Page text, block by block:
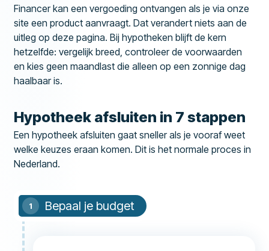
Financer kan een vergoeding ontvangen als je via onze
site een product aanvraagt. Dat verandert niets aan de
uitleg op deze pagina. Bij hypotheken blijft de kern
hetzelfde: vergelijk breed, controleer de voorwaarden
en kies geen maandlast die alleen op een zonnige dag
haalbaar is.
Hypotheek afsluiten in 7 stappen
Een hypotheek afsluiten gaat sneller als je vooraf weet
welke keuzes eraan komen. Dit is het normale proces in
Nederland.
Bepaal je budget